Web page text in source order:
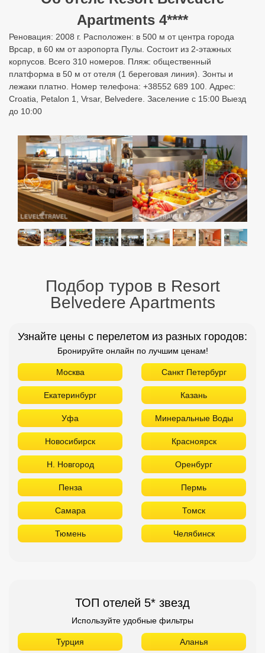
Apartments 4****
Реновация: 2008 г. Расположен: в 500 м от центра города
Врсар, в 60 км от аэропорта Пулы. Состоит из 2-этажных
корпусов. Всего 310 номеров. Пляж: общественный
платформа в 50 м от отеля (1 береговая линия). Зонты и
лежаки платно. Номер телефона: +38552 689 100. Адрес:
Croatia, Petalon 1, Vrsar, Belvedere. Заселение с 15:00 Выезд
до 10:00
Подбор туров в Resort
Belvedere Apartments
Узнайте цены с перелетом из разных городов:
Бронируйте онлайн по лучшим ценам!
Москва Санкт Петербург
Екатеринбург Казань
Уфа Минеральные Воды
Новосибирск Красноярск
Н. Новгород Оренбург
Пенза Пермь
Самара Томск
Тюмень Челябинск
ТОП отелей 5* звезд
Используйте удобные фильтры
Турция Аланья